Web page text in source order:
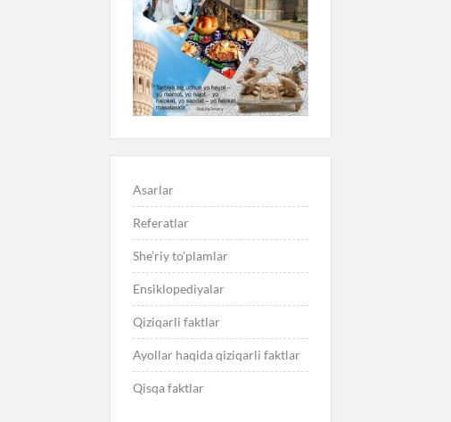
Asarlar
Referatlar
She’riy to’plamlar
Ensiklopediyalar
Qiziqarli faktlar
Ayollar haqida qiziqarli faktlar
Qisqa faktlar